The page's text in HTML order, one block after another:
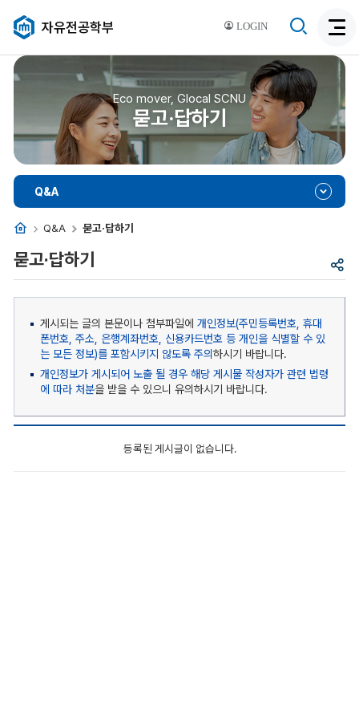
LOGIN
자유전공학부
색
활
성
색
Eco mover, Glocal SCNU
묻고·답하기
홈 Q&A 묻고·답하기
Q&A
공
묻고·답하기
게시되는 글의 본문이나 첨부파일에 개인정보(주민등록번호, 휴대
폰번호, 주소, 은행계좌번호, 신용카드번호 등 개인을 식별할 수 있
는 모든 정보)를 포함시키지 않도록 주의하시기 바랍니다.
개인정보가 게시되어 노출 될 경우 해당 게시물 작성자가 관련 법령
에 따라 처분을 받을 수 있으니 유의하시기 바랍니다.
등록된 게시글이 없습니다.